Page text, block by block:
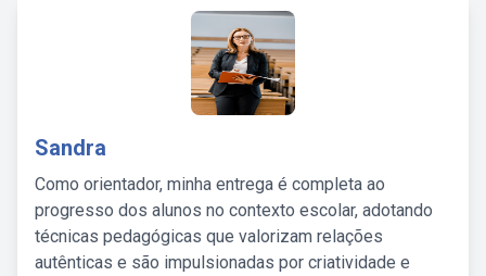
Sandra
Como orientador, minha entrega é completa ao
progresso dos alunos no contexto escolar, adotando
técnicas pedagógicas que valorizam relações
autênticas e são impulsionadas por criatividade e